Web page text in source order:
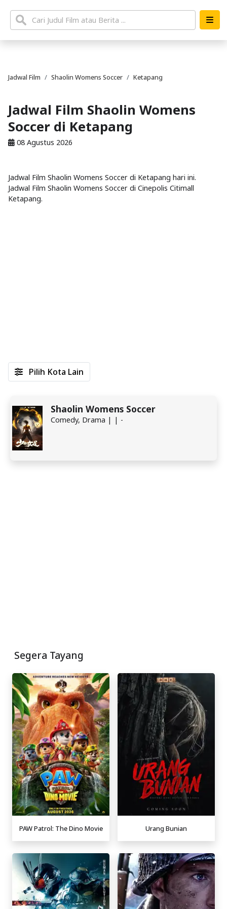
Jadwal Film Shaolin Womens Soccer Ketapang
Jadwal Film Shaolin Womens
Soccer di Ketapang
08 Agustus 2026
Jadwal Film Shaolin Womens Soccer di Ketapang hari ini.
Jadwal Film Shaolin Womens Soccer di Cinepolis Citimall
Ketapang.
Shaolin Womens Soccer
Comedy, Drama | | -
Pilih Kota Lain
Segera Tayang
PAW Patrol: The Dino Movie Urang Bunian